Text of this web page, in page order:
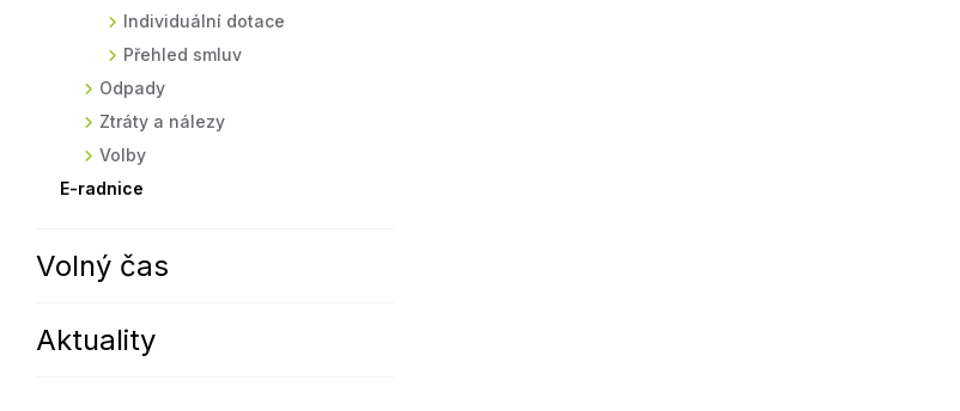
Individuální dotace
Přehled smluv
Odpady
Ztráty a nálezy
Volby
E-radnice
Volný čas
Aktuality